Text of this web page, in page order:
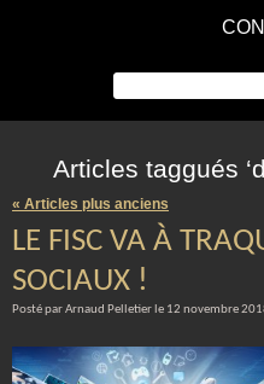
Articles taggués
« Articles plus anciens
LE FISC VA À
SOCIAUX !
Posté par Arnaud Pelletier le 12 novembre